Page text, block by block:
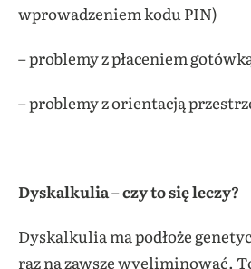
wprowadzeniem kodu PIN)
– problemy z płaceniem
– problemy z orientacją
Dyskalkulia – czy to się leczy?
Dyskalkulia ma podłoże
raz na zawsze wyeliminować.